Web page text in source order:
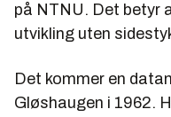
på NTNU. Det betyr
utvikling uten
Det kommer en
Gløshaugen i 1962.